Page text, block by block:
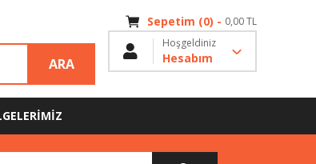
ARA
Sepetim (0) - 0,00 TL
Hoşgeldiniz
Hesabım